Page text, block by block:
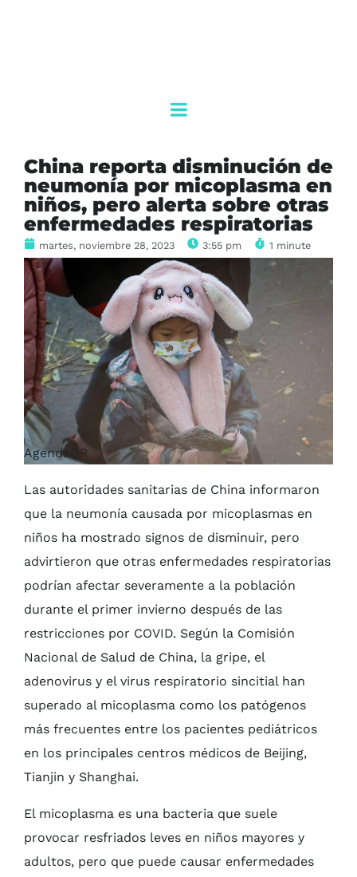
China reporta disminución de
neumonía por micoplasma en
niños, pero alerta sobre otras
enfermedades respiratorias
martes, noviembre 28, 2023 3:55 pm 1 minute
AgendaQR
Las autoridades sanitarias de China informaron
que la neumonía causada por micoplasmas en
niños ha mostrado signos de disminuir, pero
advirtieron que otras enfermedades respiratorias
podrían afectar severamente a la población
durante el primer invierno después de las
restricciones por COVID. Según la Comisión
Nacional de Salud de China, la gripe, el
adenovirus y el virus respiratorio sincitial han
superado al micoplasma como los patógenos
más frecuentes entre los pacientes pediátricos
en los principales centros médicos de Beijing,
Tianjin y Shanghai.
El micoplasma es una bacteria que suele
provocar resfriados leves en niños mayores y
adultos, pero que puede causar enfermedades